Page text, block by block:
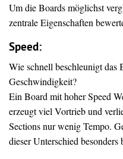
Um die Boards möglichst
zentrale Eigenschaften
Speed:
Wie schnell beschleunigt das
Geschwindigkeit?
Ein Board mit hoher Speed
erzeugt viel Vortrieb und
Sections nur wenig Tempo.
dieser Unterschied besonders